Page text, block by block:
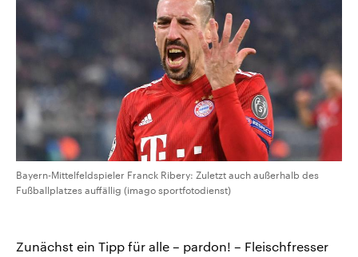
Bayern-Mittelfeldspieler Franck Ribery: Zuletzt auch außerhalb des
Fußballplatzes auffällig (imago sportfotodienst)
Zunächst ein Tipp für alle – pardon! – Fleischfresser